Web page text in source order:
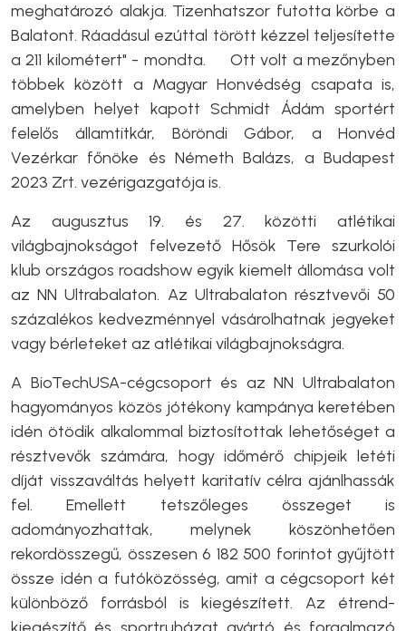
meghatározó alakja. Tizenhatszor futotta körbe a
Balatont. Ráadásul ezúttal törött kézzel teljesítette
a 211 kilométert" - mondta. Ott volt a mezőnyben
többek között a Magyar Honvédség csapata is,
amelyben helyet kapott Schmidt Ádám sportért
felelős államtitkár, Böröndi Gábor, a Honvéd
Vezérkar főnöke és Németh Balázs, a Budapest
2023 Zrt. vezérigazgatója is.
Az augusztus 19. és 27. közötti atlétikai
világbajnokságot felvezető Hősök Tere szurkolói
klub országos roadshow egyik kiemelt állomása volt
az NN Ultrabalaton. Az Ultrabalaton résztvevői 50
százalékos kedvezménnyel vásárolhatnak jegyeket
vagy bérleteket az atlétikai világbajnokságra.
A BioTechUSA-cégcsoport és az NN Ultrabalaton
hagyományos közös jótékony kampánya keretében
idén ötödik alkalommal biztosítottak lehetőséget a
résztvevők számára, hogy időmérő chipjeik letéti
díját visszaváltás helyett karitatív célra ajánlhassák
fel. Emellett tetszőleges összeget is
adományozhattak, melynek köszönhetően
rekordösszegű, összesen 6 182 500 forintot gyűjtött
össze idén a futóközösség, amit a cégcsoport két
különböző forrásból is kiegészített. Az étrend-